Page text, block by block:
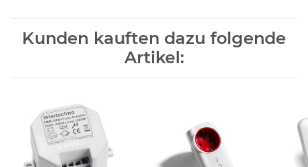
Kunden kauften dazu folgende
Artikel: